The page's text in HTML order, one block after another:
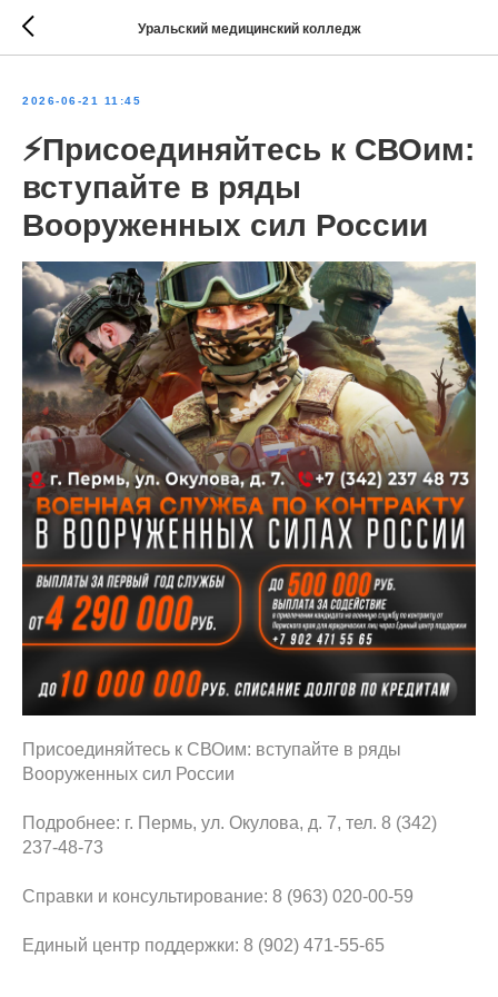
Уральский медицинский колледж
2026-06-21 11:45
⚡️Присоединяйтесь к СВОим:
вступайте в ряды
Вооруженных сил России
️Присоединяйтесь к СВОим: вступайте в ряды
Вооруженных сил России
Подробнее: г. Пермь, ул. Окулова, д. 7, тел. 8 (342)
237-48-73
Справки и консультирование: 8 (963) 020-00-59
Единый центр поддержки: 8 (902) 471-55-65